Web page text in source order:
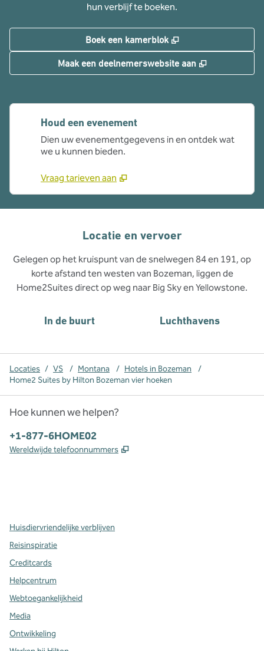
hun verblijf te boeken.
Boek een kamerblok ,
Maak een deelnemerswebsite aan ,
Houd een evenement
Dien uw evenementgegevens in en ontdek wat
we u kunnen bieden.
Vraag tarieven aan
Locatie en vervoer
Gelegen op het kruispunt van de snelwegen 84 en 191, op
korte afstand ten westen van Bozeman, liggen de
Home2Suites direct op weg naar Big Sky en Yellowstone.
In de buurt Luchthavens
Locaties / VS / Montana / Hotels in Bozeman
/
Home2 Suites by Hilton Bozeman vier hoeken
Hoe kunnen we helpen?
Telefoon:
+1-877-6HOME02
Wereldwijde telefoonnummers ,
Huisdiervriendelijke verblijven
Reisinspiratie
Creditcards
Helpcentrum
Webtoegankelijkheid
Media
Ontwikkeling